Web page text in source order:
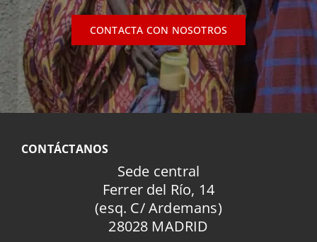
CONTACTA CON NOSOTROS
CONTÁCTANOS
Sede central
Ferrer del Río, 14
(esq. C/ Ardemans)
28028 MADRID